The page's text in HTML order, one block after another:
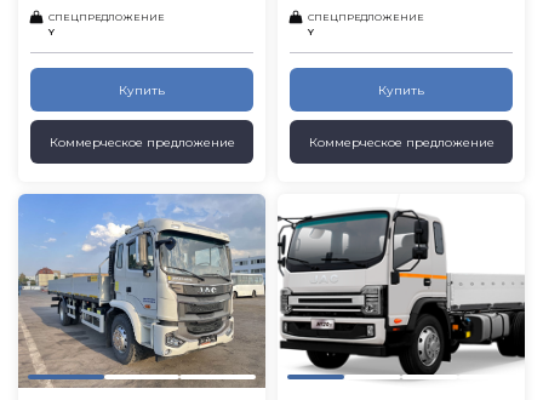
СПЕЦПРЕДЛОЖЕНИЕ
Y
Купить
Коммерческое предложение
СПЕЦПРЕДЛОЖЕНИЕ
Y
Купить
Коммерческое предложение